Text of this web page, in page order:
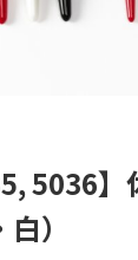
5036
）